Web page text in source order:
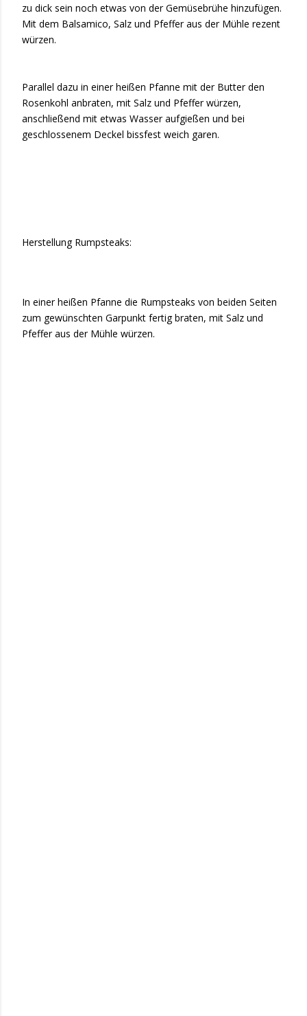
zu dick sein noch etwas von der Gemüsebrühe hinzufügen.
Mit dem Balsamico, Salz und Pfeffer aus der Mühle rezent
würzen.
Parallel dazu in einer heißen Pfanne mit der Butter den
Rosenkohl anbraten, mit Salz und Pfeffer würzen,
anschließend mit etwas Wasser aufgießen und bei
geschlossenem Deckel bissfest weich garen.
Herstellung Rumpsteaks:
In einer heißen Pfanne die Rumpsteaks von beiden Seiten
zum gewünschten Garpunkt fertig braten, mit Salz und
Pfeffer aus der Mühle würzen.